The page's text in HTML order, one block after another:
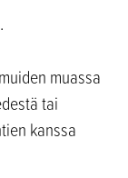
muassa
tai
kanssa